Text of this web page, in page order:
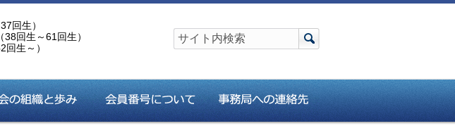
回生）
回生～61回生）
生～）